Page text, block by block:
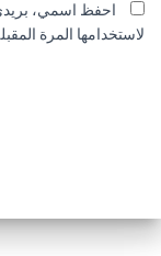
احفظ اسمي، بريدي
لاستخدامها المرة